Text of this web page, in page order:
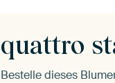
quattro
Bestelle dieses